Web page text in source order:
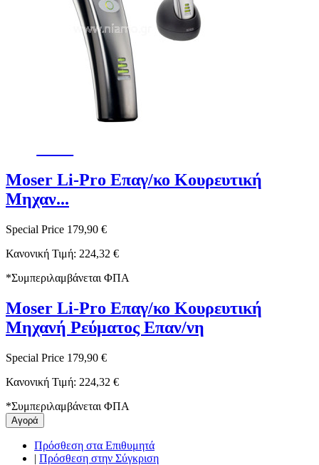
Moser Li-Pro Επαγ/κο Κουρευτική
Μηχαν...
Special Price 179,90 €
Κανονική Τιμή: 224,32 €
*Συμπεριλαμβάνεται ΦΠΑ
Moser Li-Pro Επαγ/κο Κουρευτική
Μηχανή Ρεύματος Επαν/νη
Special Price 179,90 €
Κανονική Τιμή: 224,32 €
*Συμπεριλαμβάνεται ΦΠΑ
Αγορά
Πρόσθεση στα Επιθυμητά
| Πρόσθεση στην Σύγκριση